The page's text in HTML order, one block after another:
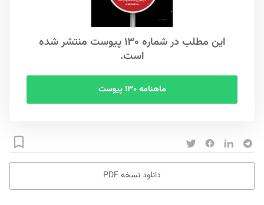
این مطلب در شماره ۱۳۰ پیوست منتشر شده
است.
ماهنامه ۱۳۰ پیوست
دانلود نسخه PDF